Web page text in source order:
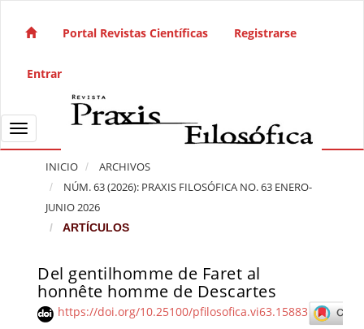
Navegación principal
Barra lateral
Portal Revistas Científicas Registrarse
Entrar
Toggle navigation
INICIO
ARCHIVOS
NÚM. 63 (2026): PRAXIS FILOSÓFICA NO. 63 ENERO-
JUNIO 2026
ARTÍCULOS
Del gentilhomme de Faret al
honnête homme de Descartes
https://doi.org/10.25100/pfilosofica.vi63.15883
Barra lateral del artículo